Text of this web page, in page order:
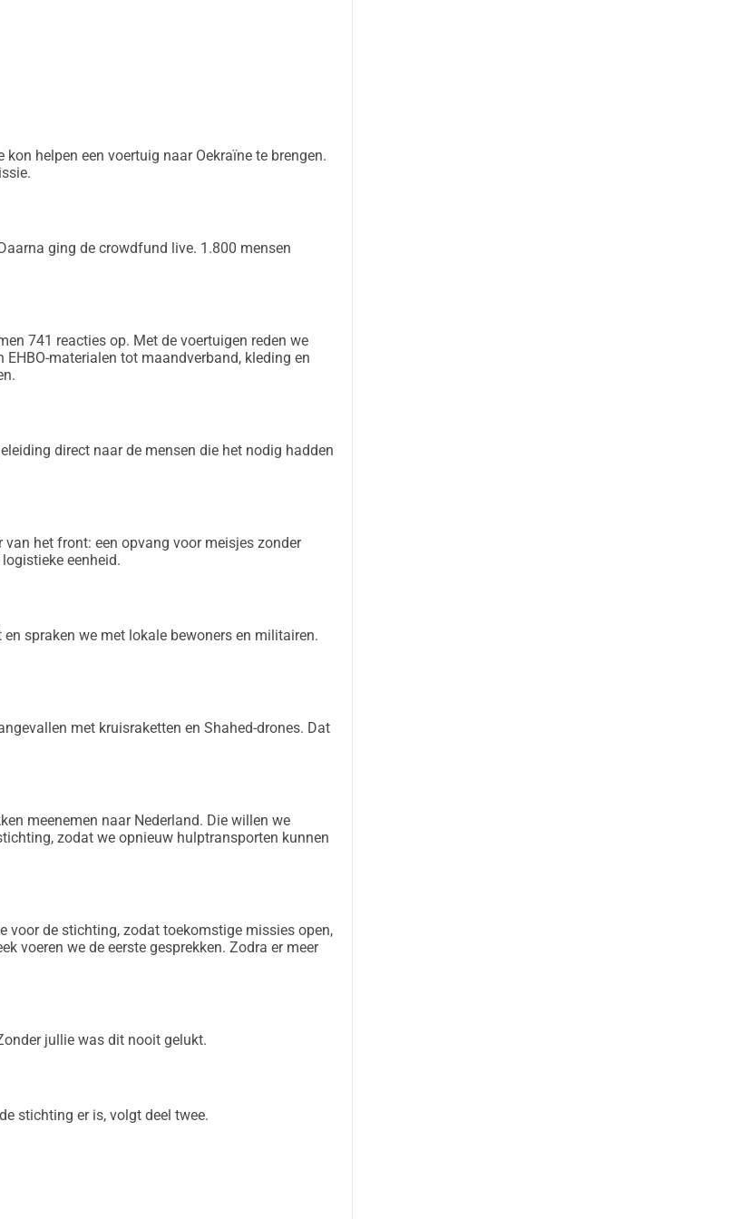
onderhouden door een vrijwilliger uit onze eigen
online geplaatst. Open en eerlijk, zoals het
Veiligheid staat voorop. We maken er geen
over schrijven, paxen kunnen toch niet lezen).
hebben, dan is dat voor ons alles waard.
helpen een voertuig naar Oekraïne te brengen.
ging de crowdfund live. 1.800 mensen
741 reacties op. Met de voertuigen reden we
materialen tot maandverband, kleding en
direct naar de mensen die het nodig hadden
van het front: een opvang voor meisjes zonder
eenheid.
spraken we met lokale bewoners en militairen.
met kruisraketten en Shahed-drones. Dat
meenemen naar Nederland. Die willen we
zodat we opnieuw hulptransporten kunnen
voor de stichting, zodat toekomstige missies open,
voeren we de eerste gesprekken. Zodra er meer
jullie was dit nooit gelukt.
stichting er is, volgt deel twee.